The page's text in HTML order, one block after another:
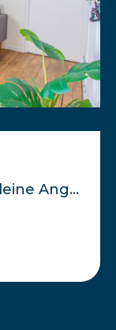
Appartement T4 | La Madeleine Angers